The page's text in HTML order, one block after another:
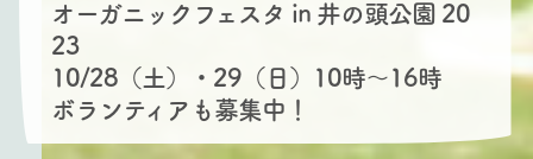
オーガニックフェスタ in 井の頭公園 20
23
10/28（土）・29（日）10時〜16時
ボランティアも募集中！